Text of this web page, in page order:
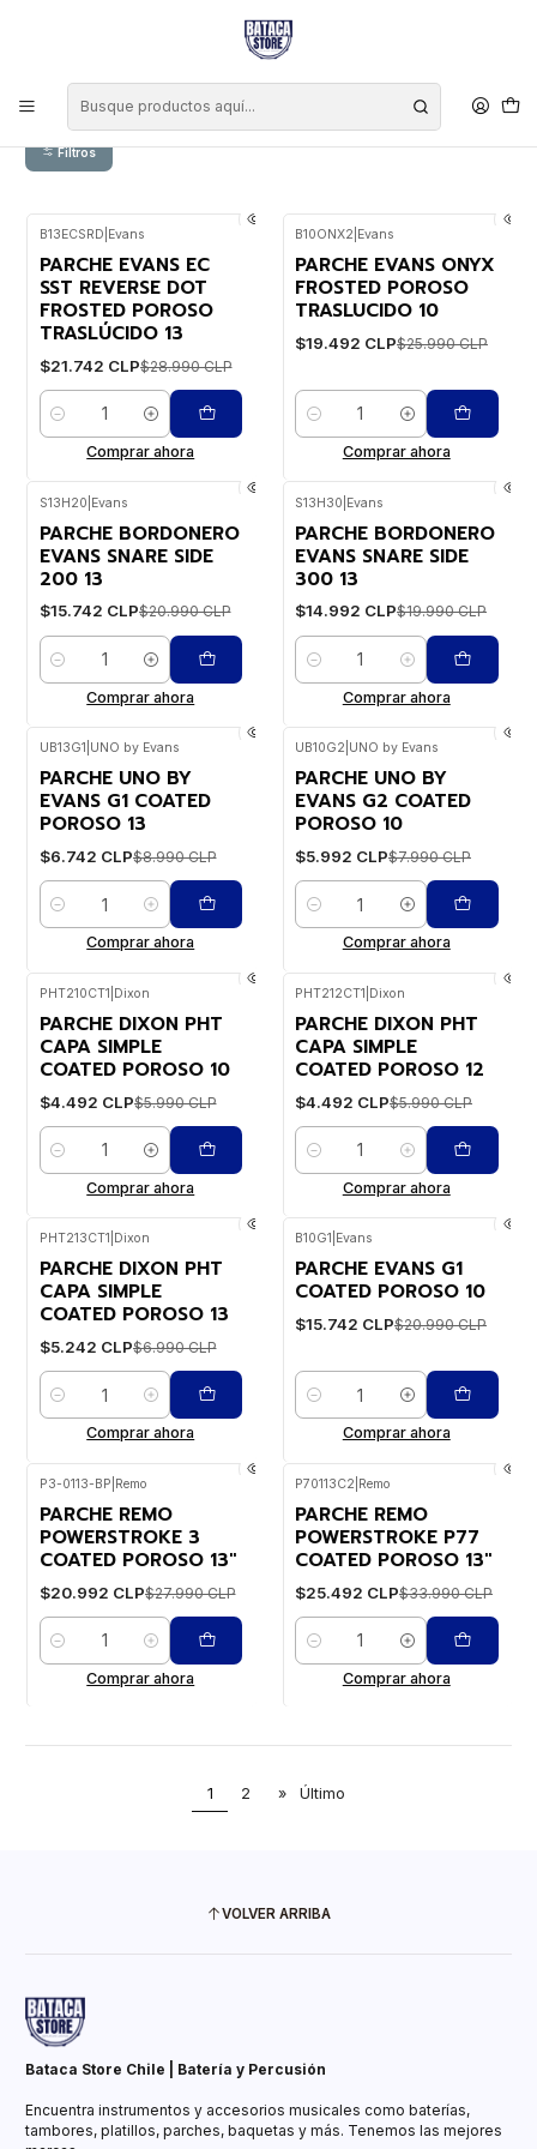
Parches Parches Caja
Parches Caja
Filtros
B13ECSRD Evans
PARCHE EVANS EC
SST REVERSE DOT
FROSTED POROSO
TRASLÚCIDO 13
$21.742 CLP$28.990 CLP
Cantidad
Comprar ahora
B10ONX2 Evans
PARCHE EVANS ONYX
FROSTED POROSO
TRASLUCIDO 10
$19.492 CLP$25.990 CLP
Cantidad
Comprar ahora
S13H20 Evans
PARCHE BORDONERO
EVANS SNARE SIDE
200 13
$15.742 CLP$20.990 CLP
Cantidad
Comprar ahora
S13H30 Evans
PARCHE BORDONERO
EVANS SNARE SIDE
300 13
$14.992 CLP$19.990 CLP
Cantidad
Comprar ahora
UB13G1 UNO by Evans
PARCHE UNO BY
EVANS G1 COATED
POROSO 13
$6.742 CLP$8.990 CLP
Cantidad
Comprar ahora
UB10G2 UNO by Evans
PARCHE UNO BY
EVANS G2 COATED
POROSO 10
$5.992 CLP$7.990 CLP
Cantidad
Comprar ahora
PHT210CT1 Dixon
PARCHE DIXON PHT
CAPA SIMPLE
COATED POROSO 10
$4.492 CLP$5.990 CLP
Cantidad
Comprar ahora
PHT212CT1 Dixon
PARCHE DIXON PHT
CAPA SIMPLE
COATED POROSO 12
$4.492 CLP$5.990 CLP
Cantidad
Comprar ahora
PHT213CT1 Dixon
PARCHE DIXON PHT
CAPA SIMPLE
COATED POROSO 13
$5.242 CLP$6.990 CLP
Cantidad
Comprar ahora
B10G1 Evans
PARCHE EVANS G1
COATED POROSO 10
$15.742 CLP$20.990 CLP
Cantidad
Comprar ahora
P3-0113-BP Remo
PARCHE REMO
POWERSTROKE 3
COATED POROSO 13"
$20.992 CLP$27.990 CLP
Cantidad
Comprar ahora
P70113C2 Remo
PARCHE REMO
POWERSTROKE P77
COATED POROSO 13"
$25.492 CLP$33.990 CLP
Cantidad
Comprar ahora
1 2 » Último
VOLVER ARRIBA
Bataca Store Chile | Batería y Percusión
Encuentra instrumentos y accesorios musicales como baterías,
tambores, platillos, parches, baquetas y más. Tenemos las mejores